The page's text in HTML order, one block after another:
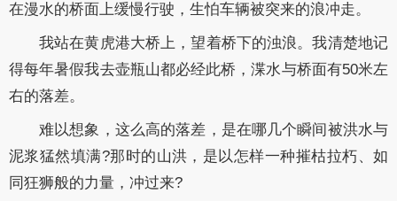
在漫水的桥面上缓慢行驶，生怕车辆被突来的浪冲走。
我站在黄虎港大桥上，望着桥下的浊浪。我清楚地记
得每年暑假我去壶瓶山都必经此桥，渫水与桥面有50米左
右的落差。
难以想象，这么高的落差，是在哪几个瞬间被洪水与
泥浆猛然填满?那时的山洪，是以怎样一种摧枯拉朽、如
同狂狮般的力量，冲过来?